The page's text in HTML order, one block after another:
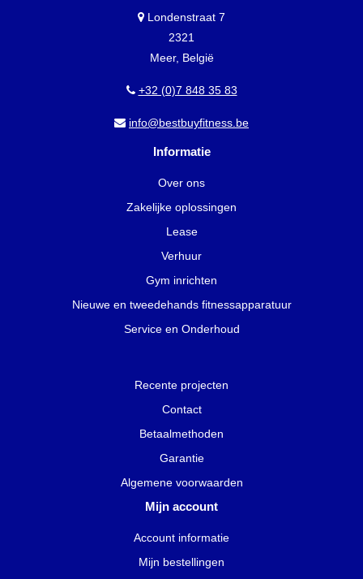
Londenstraat 7
2321
Meer, België
+32 (0)7 848 35 83
info@bestbuyfitness.be
Informatie
Over ons
Zakelijke oplossingen
Lease
Verhuur
Gym inrichten
Nieuwe en tweedehands fitnessapparatuur
Service en Onderhoud
Recente projecten
Contact
Betaalmethoden
Garantie
Algemene voorwaarden
Mijn account
Account informatie
Mijn bestellingen